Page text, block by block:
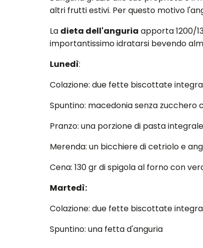
altri frutti estivi. Per questo motivo
La dieta dell'anguria apporta 1200/
importantissimo idratarsi bevendo
Lunedì:
Colazione: due fette biscottate
Spuntino: macedonia senza zucchero
Pranzo: una porzione di pasta
Merenda: un bicchiere di cetriolo e
Cena: 130 gr di spigola al forno con
Martedì:
Colazione: due fette biscottate
Spuntino: una fetta d'anguria